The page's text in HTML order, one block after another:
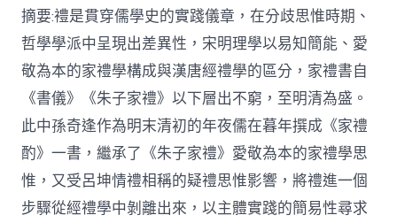
空
間】
從
簡
化
禮
制
到
道
理
天
然：
摘要:禮是貫穿儒學史的實踐儀章，在分歧思惟時期、
哲學學派中呈現出差異性，宋明理學以易知簡能、愛
敬為本的家禮學構成與漢唐經禮學的區分，家禮書自
《書儀》《朱子家禮》以下層出不窮，至明清為盛。
此中孫奇逢作為明末清初的年夜儒在暮年撰成《家禮
酌》一書，繼承了《朱子家禮》愛敬為本的家禮學思
惟，又受呂坤情禮相稱的疑禮思惟影響，將禮進一個
步驟從經禮學中剝離出來，以主體實踐的簡易性尋求